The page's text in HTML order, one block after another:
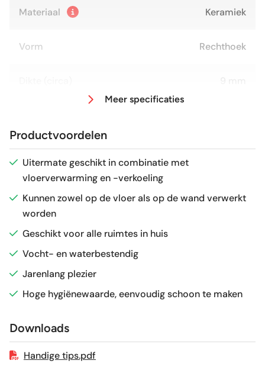
Materiaal Keramiek
Vorm Rechthoek
Glans / Mat Glans
Gerectificeerd
Vorstbestendig
Sortering
Craquelé Nee
Geschikt voor vloerverwarming
Meer specificaties
Productvoordelen
Uitermate geschikt in combinatie met
vloerverwarming en -verkoeling
Kunnen zowel op de vloer als op de wand verwerkt
worden
Geschikt voor alle ruimtes in huis
Vocht- en waterbestendig
Jarenlang plezier
Hoge hygiënewaarde, eenvoudig schoon te maken
Downloads
Handige tips.pdf